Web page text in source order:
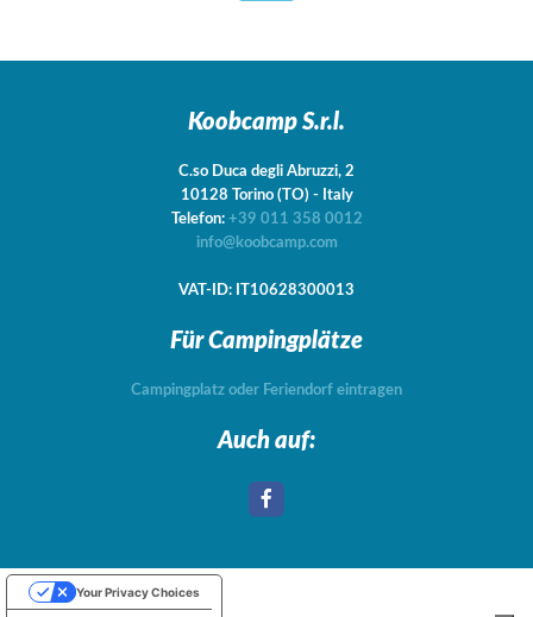
Koobcamp S.r.l.
C.so Duca degli Abruzzi, 2
10128 Torino (TO) - Italy
Telefon: +39 011 358 0012
info@koobcamp.com
VAT-ID: IT10628300013
Für Campingplätze
Campingplatz oder Feriendorf eintragen
Auch auf:
Your Privacy Choices